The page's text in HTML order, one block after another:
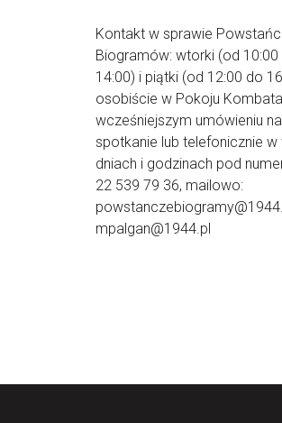
Kontakt w sprawie
Biogramów: wtorki (od 10:00
14:00) i piątki (od 12:00 do
osobiście w Pokoju
wcześniejszym umówieniu na
spotkanie lub telefonicznie w
dniach i godzinach pod
22 539 79 36, mailowo:
mpalgan@1944.pl